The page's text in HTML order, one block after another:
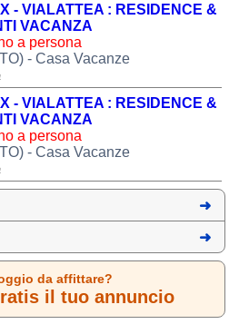
- VIALATTEA : RESIDENCE &
VACANZA
a persona
- Casa Vacanze
- VIALATTEA : RESIDENCE &
VACANZA
a persona
- Casa Vacanze
da affittare?
il tuo annuncio